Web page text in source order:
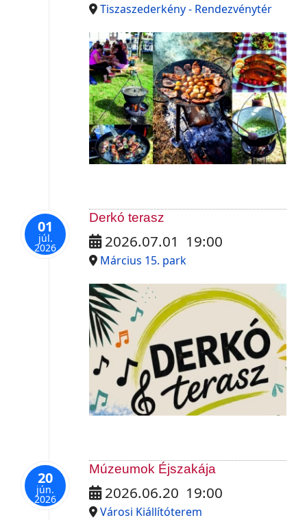
Tiszaszederkény - Rendezvénytér
01
júl.
2026
Derkó terasz
2026.07.01 19:00
Március 15. park
20
jún.
2026
Múzeumok Éjszakája
2026.06.20 19:00
Városi Kiállítóterem